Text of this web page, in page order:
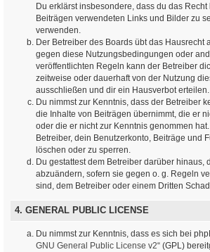
Du erklärst insbesondere, dass du das
Beiträgen verwendeten Links und Bilder zu
verwenden.
Der Betreiber des Boards übt das Hausrecht
gegen diese Nutzungsbedingungen oder
veröffentlichten Regeln kann der Betreiber
zeitweise oder dauerhaft von der Nutzung
ausschließen und dir ein Hausverbot erteilen.
Du nimmst zur Kenntnis, dass der Betreiber
die Inhalte von Beiträgen übernimmt, die er
oder die er nicht zur Kenntnis genommen
Betreiber, dein Benutzerkonto, Beiträge und
löschen oder zu sperren.
Du gestattest dem Betreiber darüber hinaus,
abzuändern, sofern sie gegen o. g. Regeln
sind, dem Betreiber oder einem Dritten
4. GENERAL PUBLIC LICENSE
Du nimmst zur Kenntnis, dass es sich bei
GNU General Public License v2“ (GPL)